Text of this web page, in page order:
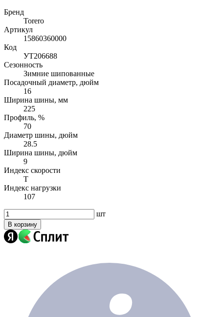
Бренд
Torero
Артикул
15860360000
Код
УТ206688
Сезонность
Зимние шипованные
Посадочный диаметр, дюйм
16
Ширина шины, мм
225
Профиль, %
70
Диаметр шины, дюйм
28.5
Ширина шины, дюйм
9
Индекс скорости
T
Индекс нагрузки
107
шт
В корзину